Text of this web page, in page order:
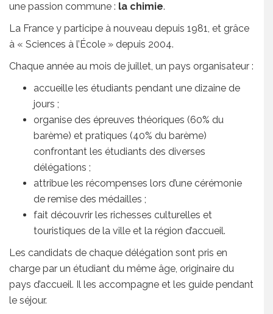
une passion commune : la chimie.
La France y participe à nouveau depuis 1981, et grâce
à « Sciences à l’École » depuis 2004.
Chaque année au mois de juillet, un pays organisateur :
accueille les étudiants pendant une dizaine de
jours ;
organise des épreuves théoriques (60% du
barème) et pratiques (40% du barème)
confrontant les étudiants des diverses
délégations ;
attribue les récompenses lors d’une cérémonie
de remise des médailles ;
fait découvrir les richesses culturelles et
touristiques de la ville et la région d’accueil.
Les candidats de chaque délégation sont pris en
charge par un étudiant du même âge, originaire du
pays d’accueil. Il les accompagne et les guide pendant
le séjour.